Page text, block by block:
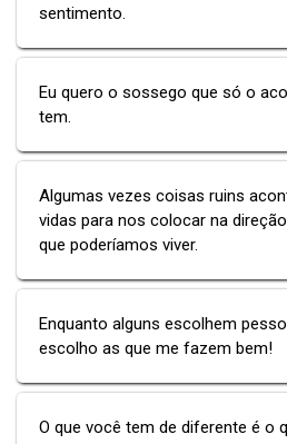
sentimento.
Eu quero o sossego que só o
tem.
Algumas vezes coisas ruins
vidas para nos colocar na
que poderíamos viver.
Enquanto alguns escolhem
escolho as que me fazem bem!
O que você tem de diferente é o